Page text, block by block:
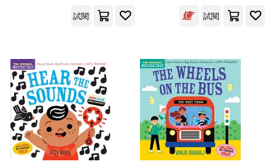
試閱
試閱